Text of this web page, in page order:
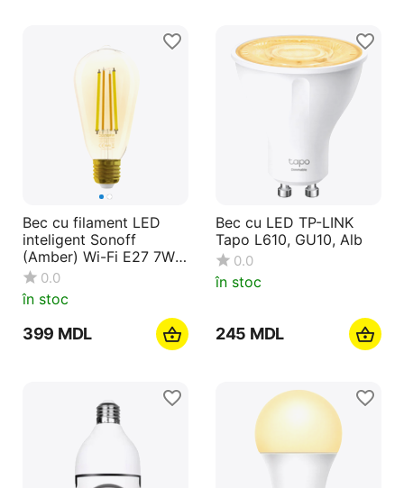
Bec cu filament LED
inteligent Sonoff
(Amber) Wi-Fi E27 7W
700Lm (B02-F-ST64)
0.0
în stoc
‍399‍ MDL
Bec cu LED TP-LINK
Tapo L610, GU10, Alb
0.0
în stoc
‍245‍ MDL